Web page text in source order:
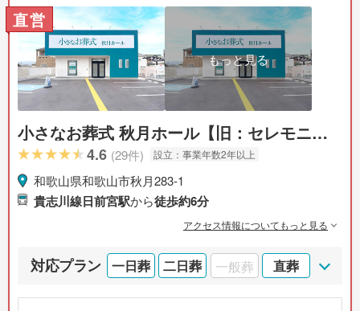
直営
もっと見る
小さなお葬式 秋月ホール【旧：セレモニー
ハウス 秋月】
4.6 (29件) 設立： 事業年数2年以上
和歌山県和歌山市秋月283-1
貴志川線日前宮駅から徒歩約6分
アクセス情報についてもっと見る
対応プラン 一日葬 二日葬 一般葬 直葬